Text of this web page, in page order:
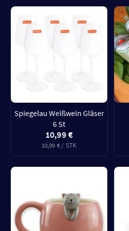
Spiegelau Weißwein Gläser
6 St
10,99 €
10,99 € / STK